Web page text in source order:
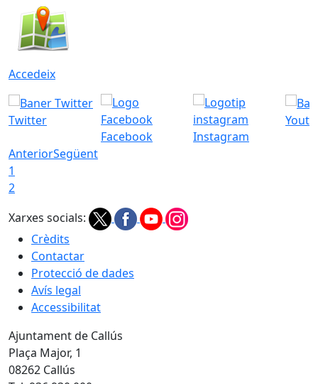
Accedeix
Twitter
Facebook
Instagram
AnteriorSegüent
1
2
Xarxes socials:
Crèdits
Contactar
Protecció de dades
Avís legal
Accessibilitat
Ajuntament de Callús
Plaça Major, 1
08262 Callús